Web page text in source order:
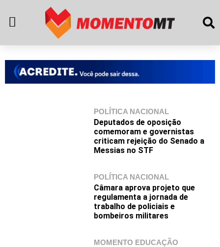
POLÍTICA NACIONAL
Deputados de oposição
comemoram e governistas
criticam rejeição do Senado a
Messias no STF
POLÍTICA NACIONAL
Câmara aprova projeto que
regulamenta a jornada de
trabalho de policiais e
bombeiros militares
MOMENTO EDUCAÇÃO